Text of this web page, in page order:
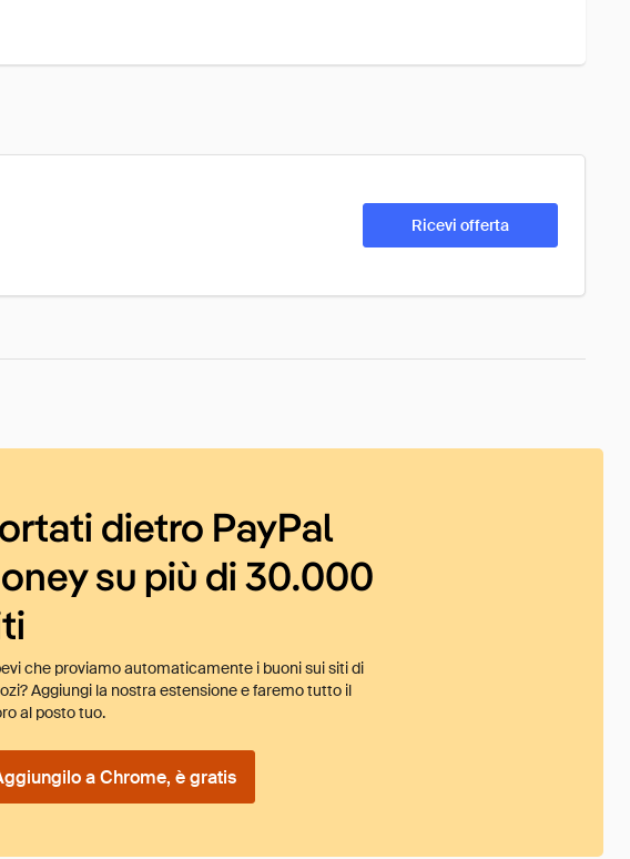
Ricevi offerta
dietro PayPal
su più di 30.000
che proviamo automaticamente i buoni sui siti di
Aggiungi la nostra estensione e faremo tutto il
al posto tuo.
a Chrome, è gratis